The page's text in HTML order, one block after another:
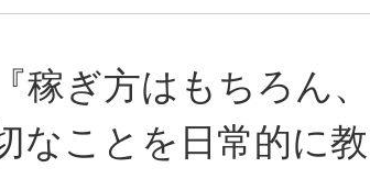
稼ぎ方はもちろん、
なことを日常的に教